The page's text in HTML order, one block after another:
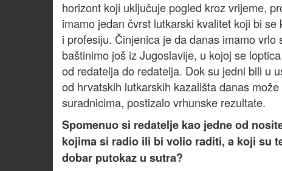
horizont koji uključuje pogled kroz vrijeme,
imamo jedan čvrst lutkarski kvalitet koji bi
i profesiju. Činjenica je da danas imamo
baštinimo još iz Jugoslavije, u kojoj se
od redatelja do redatelja. Dok su jedni bili u
od hrvatskih lutkarskih kazališta danas
suradnicima, postizalo vrhunske rezultate.
Spomenuo si redatelje kao jedne od
kojima si radio ili bi volio raditi, a koji su
dobar putokaz u sutra?